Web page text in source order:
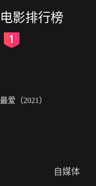
电影排行榜
最爱（2021）
自媒体